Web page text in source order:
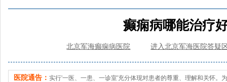
癫痫病哪能治疗
北京军海癫痫病医院 进入北京军海医院答疑
医院通告： 实行'一医、一患、一诊室'充分体现对患者的尊重、理解和关怀。